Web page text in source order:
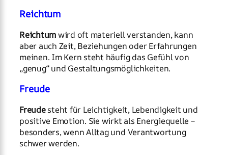
Reichtum
Reichtumwird oft materiell verstanden, kann
aber auch Zeit, Beziehungen oder Erfahrungen
meinen. Im Kern steht häufig das Gefühl von
„genug“ und Gestaltungsmöglichkeiten.
Freude
Freudesteht für Leichtigkeit, Lebendigkeit und
positive Emotion. Sie wirkt als Energiequelle –
besonders, wenn Alltag und Verantwortung
schwer werden.